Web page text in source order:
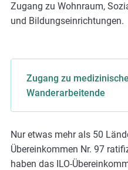
Zugang zu Wohnraum,
und Bildungseinrichtungen.
Zugang zu
Wanderarbeitende
Nur etwas mehr als 50
Übereinkommen Nr. 97
haben das ILO-